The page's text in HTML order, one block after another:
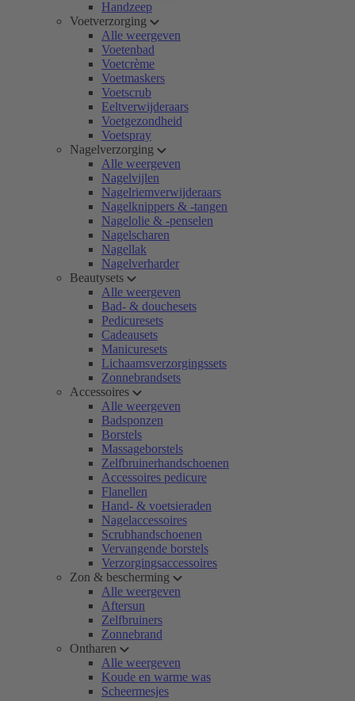
Handzeep
Voetverzorging
Alle weergeven
Voetenbad
Voetcrème
Voetmaskers
Voetscrub
Eeltverwijderaars
Voetgezondheid
Voetspray
Nagelverzorging
Alle weergeven
Nagelvijlen
Nagelriemverwijderaars
Nagelknippers & -tangen
Nagelolie & -penselen
Nagelscharen
Nagellak
Nagelverharder
Beautysets
Alle weergeven
Bad- & douchesets
Pedicuresets
Cadeausets
Manicuresets
Lichaamsverzorgingssets
Zonnebrandsets
Accessoires
Alle weergeven
Badsponzen
Borstels
Massageborstels
Zelfbruinerhandschoenen
Accessoires pedicure
Flanellen
Hand- & voetsieraden
Nagelaccessoires
Scrubhandschoenen
Vervangende borstels
Verzorgingsaccessoires
Zon & bescherming
Alle weergeven
Aftersun
Zelfbruiners
Zonnebrand
Ontharen
Alle weergeven
Koude en warme was
Scheermesjes